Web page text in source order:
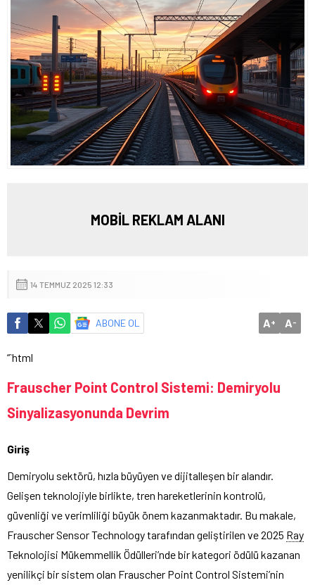
MOBİL REKLAM ALANI
14 TEMMUZ 2025 12:33
ABONE OL A+ A-
“`html
Frauscher Point Control Sistemi: Demiryolu
Sinyalizasyonunda Devrim
Giriş
Demiryolu sektörü, hızla büyüyen ve dijitalleşen bir alandır.
Gelişen teknolojiyle birlikte, tren hareketlerinin kontrolü,
güvenliği ve verimliliği büyük önem kazanmaktadır. Bu makale,
Frauscher Sensor Technology tarafından geliştirilen ve 2025 Ray
Teknolojisi Mükemmellik Ödülleri’nde bir kategori ödülü kazanan
yenilikçi bir sistem olan Frauscher Point Control Sistemi’nin